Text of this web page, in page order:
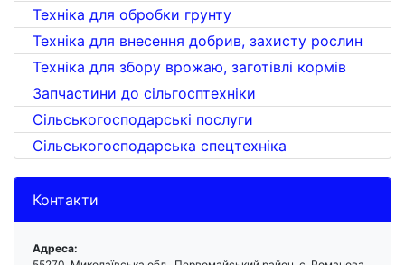
Техніка для обробки грунту
Техніка для внесення добрив, захисту рослин
Техніка для збору врожаю, заготівлі кормів
Запчастини до сільгосптехніки
Сільськогосподарські послуги
Сільськогосподарська спецтехніка
Контакти
Адреса: